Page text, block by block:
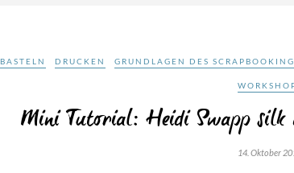
BASTELN DRUCKEN GRUNDLAGEN DES SCRAPBOOKING
Mini Tutorial: Heidi Swapp
14. Oktober